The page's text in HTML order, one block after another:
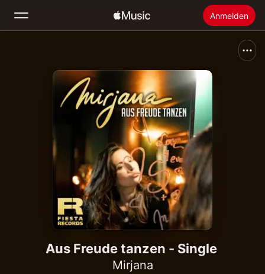
Anmelden
Startseite
Apple Music installieren
Aus Freude tanzen - Single
Mirjana